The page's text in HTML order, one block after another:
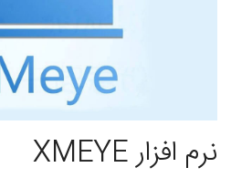
نرم افزار XMEYE